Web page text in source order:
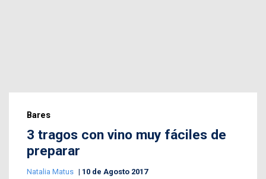
Bares
3 tragos con vino muy fáciles de
preparar
Natalia Matus 10 de Agosto 2017